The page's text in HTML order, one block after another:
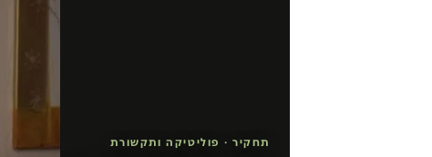
תחקיר · פוליטיקה ותקשורת